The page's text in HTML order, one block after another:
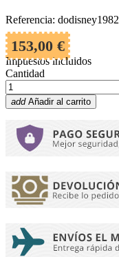
Referencia: dodisney1982
153,00 €
Impuestos incluidos
Cantidad
add Añadir al carrito